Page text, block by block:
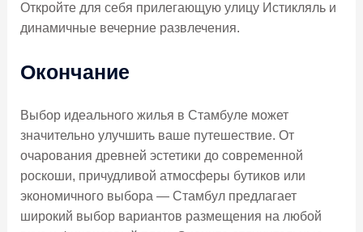
Откройте для себя прилегающую улицу Истикляль и
динамичные вечерние развлечения.
Окончание
Выбор идеального жилья в Стамбуле может
значительно улучшить ваше путешествие. От
очарования древней эстетики до современной
роскоши, причудливой атмосферы бутиков или
экономичного выбора — Стамбул предлагает
широкий выбор вариантов размещения на любой